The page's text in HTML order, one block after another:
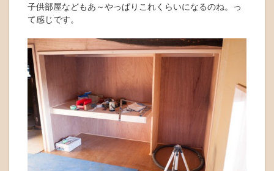
子供部屋などもあ～やっぱりこれくらいになるのね。っ
て感じです。